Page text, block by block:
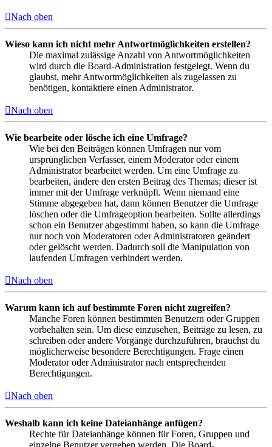
Nach oben
Wieso kann ich nicht mehr Antwortmöglichkeiten erstellen?
Die maximal zulässige Anzahl von Antwortmöglichkeiten
wird durch die Board-Administration festgelegt. Wenn du
glaubst, mehr Antwortmöglichkeiten als zugelassen zu
benötigen, kontaktiere einen Administrator.
Nach oben
Wie bearbeite oder lösche ich eine Umfrage?
Wie bei den Beiträgen können Umfragen nur vom
ursprünglichen Verfasser, einem Moderator oder einem
Administrator bearbeitet werden. Um eine Umfrage zu
bearbeiten, ändere den ersten Beitrag des Themas; dieser ist
immer mit der Umfrage verknüpft. Wenn niemand eine
Stimme abgegeben hat, dann können Benutzer die Umfrage
löschen oder die Umfrageoption bearbeiten. Sollte allerdings
schon ein Benutzer abgestimmt haben, so kann die Umfrage
nur noch von Moderatoren oder Administratoren geändert
oder gelöscht werden. Dadurch soll die Manipulation von
laufenden Umfragen verhindert werden.
Nach oben
Warum kann ich auf bestimmte Foren nicht zugreifen?
Manche Foren können bestimmten Benutzern oder Gruppen
vorbehalten sein. Um diese einzusehen, Beiträge zu lesen, zu
schreiben oder andere Vorgänge durchzuführen, brauchst du
möglicherweise besondere Berechtigungen. Frage einen
Moderator oder Administrator nach entsprechenden
Berechtigungen.
Nach oben
Weshalb kann ich keine Dateianhänge anfügen?
Rechte für Dateianhänge können für Foren, Gruppen und
einzelne Benutzer vergeben werden. Die Board-